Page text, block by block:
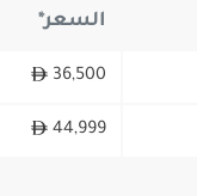
السعر*
36,500
44,999